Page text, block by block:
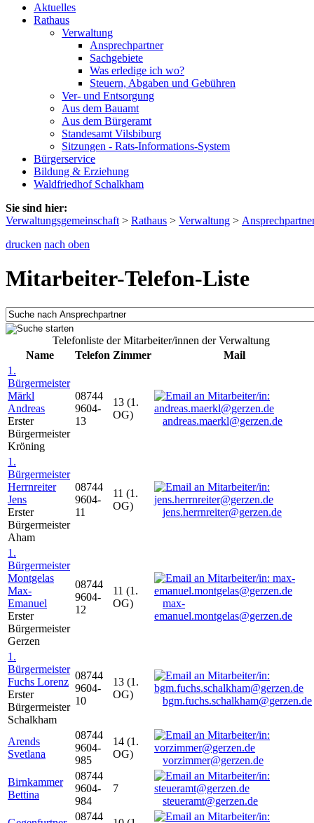
Aktuelles
Rathaus
Verwaltung
Ansprechpartner
Sachgebiete
Was erledige ich wo?
Steuern, Abgaben und Gebühren
Ver- und Entsorgung
Aus dem Bauamt
Aus dem Bürgeramt
Standesamt Vilsbiburg
Sitzungen - Rats-Informations-System
Bürgerservice
Bildung & Erziehung
Waldfriedhof Schalkham
Sie sind hier:
Verwaltungsgemeinschaft > Rathaus > Verwaltung >
drucken nach oben
Mitarbeiter-Telefon-Liste
Telefonliste der Mitarbeiter/innen der Verwaltung
Name
Telefon Zimmer
Mail
1.
Bürgermeister
Märkl
Andreas
Erster
Bürgermeister
Kröning
08744
9604-
13
13 (1.
OG)
andreas.maerkl@gerzen.de
1.
Bürgermeister
Herrnreiter
Jens
Erster
Bürgermeister
Aham
08744
9604-
11
11 (1.
OG)
jens.herrnreiter@gerzen.de
1.
Bürgermeister
Montgelas
Max-
Emanuel
Erster
Bürgermeister
Gerzen
08744
9604-
12
11 (1.
OG)
max-
emanuel.montgelas@gerzen.de
1.
Bürgermeister
Fuchs Lorenz
Erster
Bürgermeister
Schalkham
08744
9604-
10
13 (1.
OG)
bgm.fuchs.schalkham@gerzen.de
Arends
Svetlana
08744
9604-
985
14 (1.
OG)
vorzimmer@gerzen.de
Birnkammer
Bettina
08744
9604-
984
7
steueramt@gerzen.de
08744